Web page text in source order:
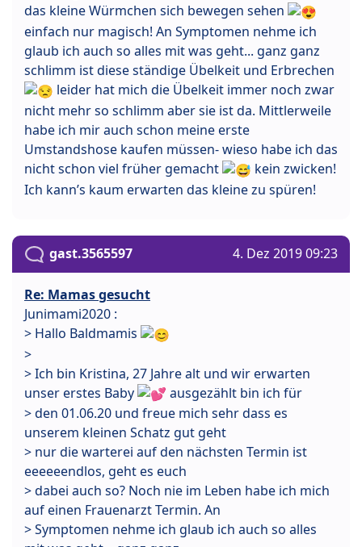
das kleine Würmchen sich bewegen sehen
einfach nur magisch! An Symptomen nehme ich
glaub ich auch so alles mit was geht... ganz ganz
schlimm ist diese ständige Übelkeit und Erbrechen
leider hat mich die Übelkeit immer noch zwar
nicht mehr so schlimm aber sie ist da. Mittlerweile
habe ich mir auch schon meine erste
Umstandshose kaufen müssen- wieso habe ich das
nicht schon viel früher gemacht
kein zwicken!
Ich kann’s kaum erwarten das kleine zu spüren!
gast.3565597 4. Dez 2019 09:23
Re: Mamas gesucht
Junimami2020 :
> Hallo Baldmamis
>
> Ich bin Kristina, 27 Jahre alt und wir erwarten
unser erstes Baby
ausgezählt bin ich für
> den 01.06.20 und freue mich sehr dass es
unserem kleinen Schatz gut geht
> nur die warterei auf den nächsten Termin ist
eeeeeendlos, geht es euch
> dabei auch so? Noch nie im Leben habe ich mich
auf einen Frauenarzt Termin. An
> Symptomen nehme ich glaub ich auch so alles